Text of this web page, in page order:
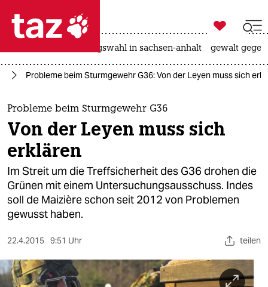
 taz zahl ich
taz zahl ich
themen
politik
öko
gesellschaft
kultur
sport
berlin

taz zahl ich
landtagswahl in sachsen-anhalt gewalt
Probleme beim Sturmgewehr G36: Von der Leyen muss sich
Probleme beim Sturmgewehr G36
Von der Leyen muss sich
erklären
Im Streit um die Treffsicherheit des G36 drohen die
Grünen mit einem Untersuchungsausschuss. Indes
soll de Maizière schon seit 2012 von Problemen
gewusst haben.
22.4.2015 9:51 Uhr teilen